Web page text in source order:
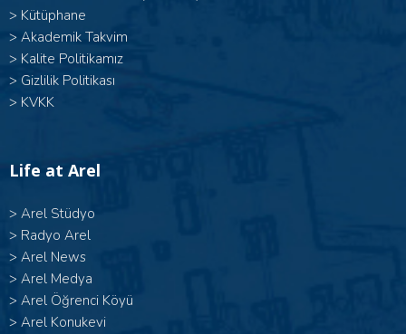
> Kütüphane
> Akademik Takvim
> Kalite Politikamız
> Gizlilik Politikası
> KVKK
Life at Arel
> Arel Stüdyo
> Radyo Arel
> Arel News
> Arel Medya
> Arel Öğrenci Köyü
> Arel Konukevi